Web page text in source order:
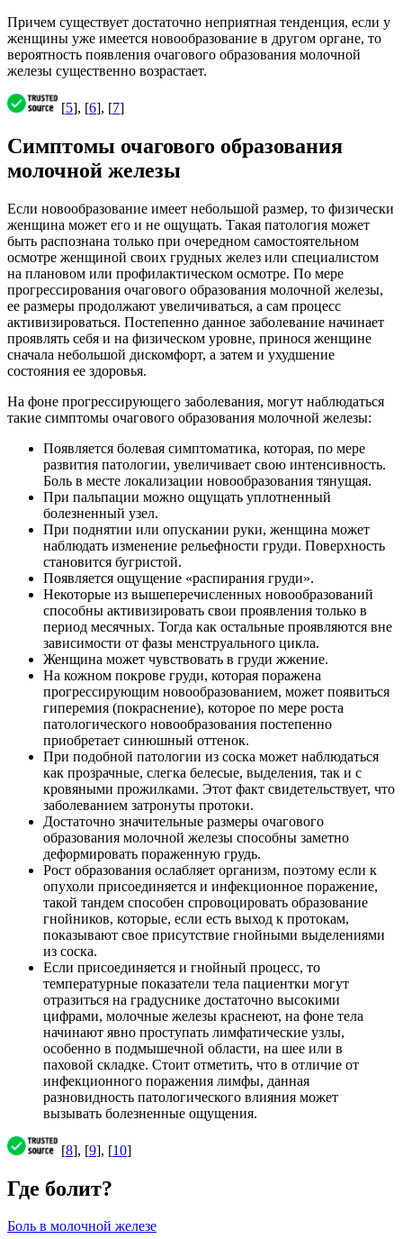
Причем существует достаточно неприятная тенденция, если у
женщины уже имеется новообразование в другом органе, то
вероятность появления очагового образования молочной
железы существенно возрастает.
[5], [6], [7]
Симптомы очагового образования
молочной железы
Если новообразование имеет небольшой размер, то физически
женщина может его и не ощущать. Такая патология может
быть распознана только при очередном самостоятельном
осмотре женщиной своих грудных желез или специалистом
на плановом или профилактическом осмотре. По мере
прогрессирования очагового образования молочной железы,
ее размеры продолжают увеличиваться, а сам процесс
активизироваться. Постепенно данное заболевание начинает
проявлять себя и на физическом уровне, принося женщине
сначала небольшой дискомфорт, а затем и ухудшение
состояния ее здоровья.
На фоне прогрессирующего заболевания, могут наблюдаться
такие симптомы очагового образования молочной железы:
Появляется болевая симптоматика, которая, по мере
развития патологии, увеличивает свою интенсивность.
Боль в месте локализации новообразования тянущая.
При пальпации можно ощущать уплотненный
болезненный узел.
При поднятии или опускании руки, женщина может
наблюдать изменение рельефности груди. Поверхность
становится бугристой.
Появляется ощущение «распирания груди».
Некоторые из вышеперечисленных новообразований
способны активизировать свои проявления только в
период месячных. Тогда как остальные проявляются вне
зависимости от фазы менструального цикла.
Женщина может чувствовать в груди жжение.
На кожном покрове груди, которая поражена
прогрессирующим новообразованием, может появиться
гиперемия (покраснение), которое по мере роста
патологического новообразования постепенно
приобретает синюшный оттенок.
При подобной патологии из соска может наблюдаться
как прозрачные, слегка белесые, выделения, так и с
кровяными прожилками. Этот факт свидетельствует, что
заболеванием затронуты протоки.
Достаточно значительные размеры очагового
образования молочной железы способны заметно
деформировать пораженную грудь.
Рост образования ослабляет организм, поэтому если к
опухоли присоединяется и инфекционное поражение,
такой тандем способен спровоцировать образование
гнойников, которые, если есть выход к протокам,
показывают свое присутствие гнойными выделениями
из соска.
Если присоединяется и гнойный процесс, то
температурные показатели тела пациентки могут
отразиться на градуснике достаточно высокими
цифрами, молочные железы краснеют, на фоне тела
начинают явно проступать лимфатические узлы,
особенно в подмышечной области, на шее или в
паховой складке. Стоит отметить, что в отличие от
инфекционного поражения лимфы, данная
разновидность патологического влияния может
вызывать болезненные ощущения.
[8], [9], [10]
Где болит?
Боль в молочной железе